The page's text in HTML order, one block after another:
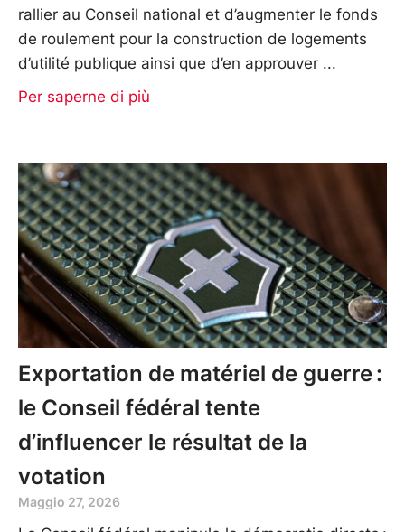
rallier au Conseil national et d’augmenter le fonds
de roulement pour la construction de logements
d’utilité publique ainsi que d’en approuver
Per saperne di più
Exportation de matériel de guerre :
le Conseil fédéral tente
d’influencer le résultat de la
votation
Maggio 27, 2026